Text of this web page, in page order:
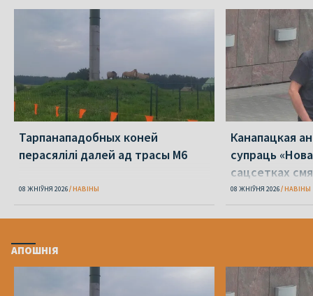
Тарпанападобных коней
перасялілі далей ад трасы М6
08 ЖНІЎНЯ 2026 НАВІНЫ
Канапацкая
супраць
сацсетках
адзін
08 ЖНІЎНЯ 2026 НАВІНЫ
АПОШНІЯ